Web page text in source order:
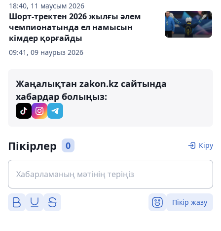
18:40, 11 маусым 2026
09:41, 09 наурыз 2026
Шорт-тректен 2026 жылғы әлем
чемпионатында ел намысын
кімдер қорғайды
Жаңалықтан zakon.kz сайтында
хабардар болыңыз:
Пікірлер 0 Кіру
Пікір жазу